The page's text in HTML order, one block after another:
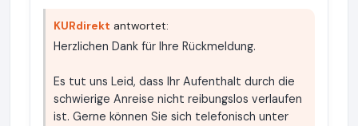
KURdirekt antwortet:
Herzlichen Dank für Ihre Rückmeldung.
Es tut uns Leid, dass Ihr Aufenthalt durch die
schwierige Anreise nicht reibungslos verlaufen
ist. Gerne können Sie sich telefonisch unter